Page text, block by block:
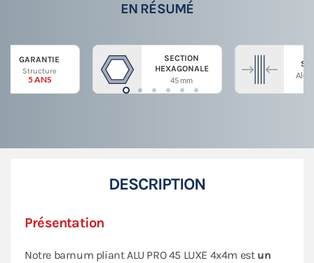
EN RÉSUMÉ
GARANTIE
Structure
5 ANS
SECTION
HEXAGONALE
45 mm
DESCRIPTION
Présentation
Notre barnum pliant ALU PRO 45 LUXE 4x4m est un